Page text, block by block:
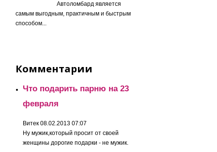
Автоломбард является
самым выгодным, практичным и быстрым
способом...
Комментарии
Что подарить парню на 23
февраля
Витек 08.02.2013 07:07
Ну мужик,который просит от своей
женщины дорогие подарки - не мужик.